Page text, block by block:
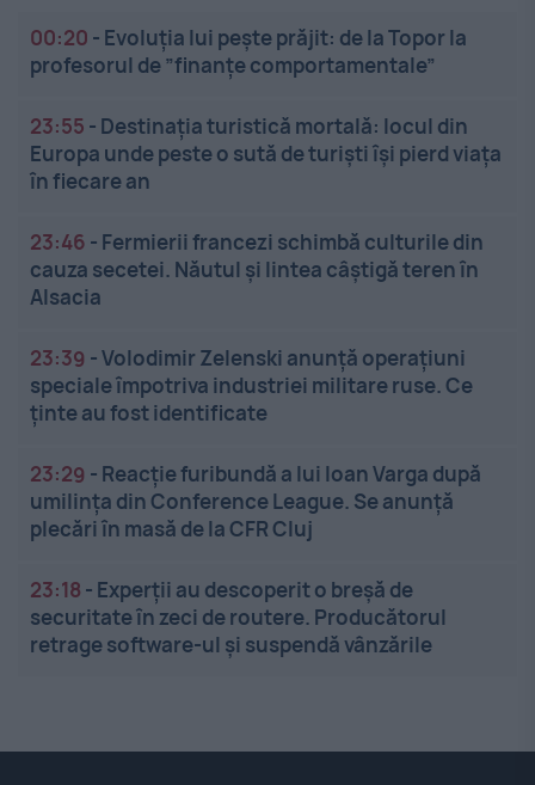
00:20 - Evoluția lui pește prăjit: de la Topor la
profesorul de ”finanțe comportamentale”
23:55 - Destinația turistică mortală: locul din
Europa unde peste o sută de turiști își pierd viața
în fiecare an
23:46 - Fermierii francezi schimbă culturile din
cauza secetei. Năutul și lintea câștigă teren în
Alsacia
23:39 -Volodimir Zelenski anunță operațiuni
speciale împotriva industriei militare ruse. Ce
ținte au fost identificate
23:29 - Reacție furibundă a lui Ioan Varga după
umilința din Conference League. Se anunță
plecări în masă de la CFR Cluj
23:18 - Experții au descoperit o breșă de
securitate în zeci de routere. Producătorul
retrage software-ul și suspendă vânzările